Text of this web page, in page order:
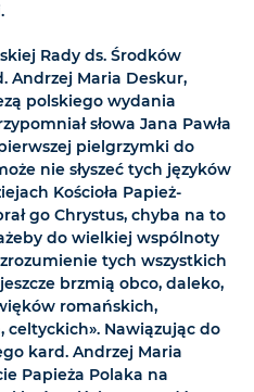
Rady ds. Środków
Andrzej Maria Deskur,
polskiego wydania
słowa Jana Pawła
pielgrzymki do
nie słyszeć tych języków
Kościoła Papież-
go Chrystus, chyba na to
do wielkiej wspólnoty
zrozumienie tych wszystkich
brzmią obco, daleko,
romańskich,
Nawiązując do
kard. Andrzej Maria
Papieża Polaka na